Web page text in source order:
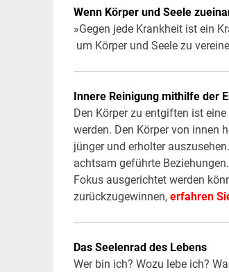
Wenn Körper und Seele
»Gegen jede Krankheit ist ein
um Körper und Seele zu
Innere Reinigung mithilfe der
Den Körper zu entgiften ist
werden. Den Körper von innen
jünger und erholter
achtsam geführte
Fokus ausgerichtet werden
zurückzugewinnen,erfahren
Das Seelenrad des Lebens
Wer bin ich? Wozu lebe ich?